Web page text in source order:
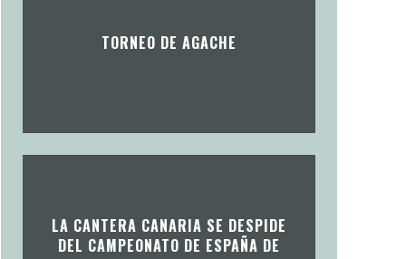
TORNEO DE AGACHE
LA CANTERA CANARIA SE DESPIDE
DEL CAMPEONATO DE ESPAÑA DE